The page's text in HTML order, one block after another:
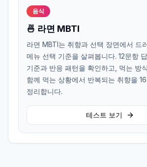
음식
🍜 라면 MBTI
라면 MBTI는 취향과 선택 장면에서 드
메뉴 선택 기준을 살펴봅니다. 12문항
기준과 반응 패턴을 확인하고, 먹는 방
함께 먹는 상황에서 반복되는 취향을
정리합니다.
테스트 보기